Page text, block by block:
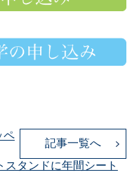
ペ
記事一覧へ
タンドに年間シート